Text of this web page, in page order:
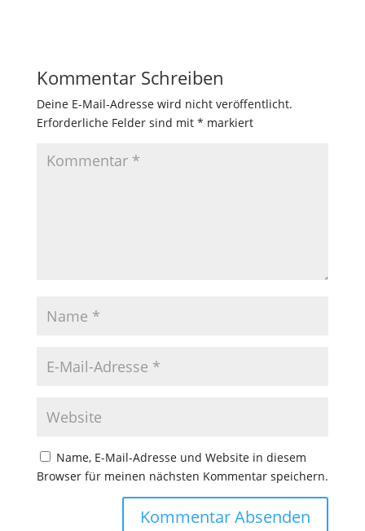
Kommentar Schreiben
Deine E-Mail-Adresse wird nicht veröffentlicht.
Erforderliche Felder sind mit * markiert
Name, E-Mail-Adresse und Website in diesem
Browser für meinen nächsten Kommentar speichern.